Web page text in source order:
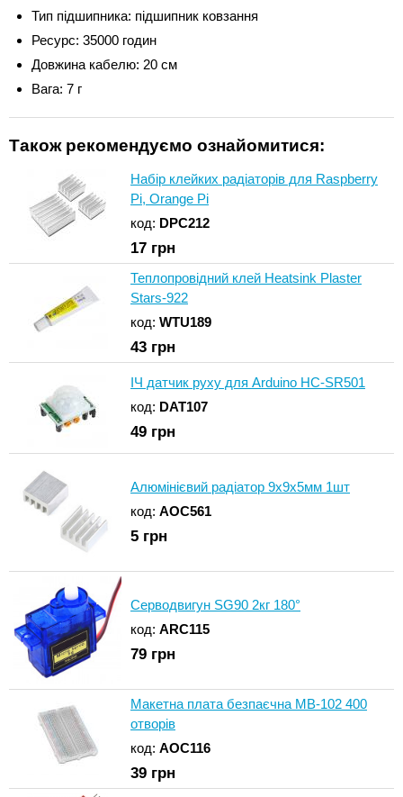
Тип підшипника: підшипник ковзання
Ресурс: 35000 годин
Довжина кабелю: 20 см
Вага: 7 г
Також рекомендуємо ознайомитися:
Набір клейких радіаторів для Raspberry
Pi, Orange Pi
код: DPC212
17 грн
Теплопровідний клей Heatsink Plaster
Stars-922
код: WTU189
43 грн
ІЧ датчик руху для Arduino HC-SR501
код: DAT107
49 грн
Алюмінієвий радіатор 9х9х5мм 1шт
код: AOC561
5 грн
Серводвигун SG90 2кг 180°
код: ARC115
79 грн
Макетна плата безпаєчна MB-102 400
отворів
код: AOC116
39 грн